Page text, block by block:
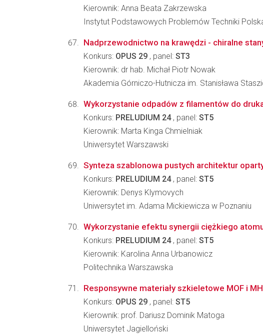
Kierownik: Anna Beata Zakrzewska
Instytut Podstawowych Problemów Techniki
Nadprzewodnictwo na krawędzi - chiralne
Konkurs: OPUS 29 , panel: ST3
Kierownik: dr hab. Michał Piotr Nowak
Akademia Górniczo-Hutnicza im. Stanisława
Wykorzystanie odpadów z filamentów do
Konkurs: PRELUDIUM 24, panel: ST5
Kierownik: Marta Kinga Chmielniak
Uniwersytet Warszawski
Synteza szablonowa pustych architektur
Konkurs: PRELUDIUM 24, panel: ST5
Kierownik: Denys Klymovych
Uniwersytet im. Adama Mickiewicza w Poznaniu
Wykorzystanie efektu synergii ciężkiego
Konkurs: PRELUDIUM 24, panel: ST5
Kierownik: Karolina Anna Urbanowicz
Politechnika Warszawska
Responsywne materiały szkieletowe MOF i
Konkurs: OPUS 29 , panel: ST5
Kierownik: prof. Dariusz Dominik Matoga
Uniwersytet Jagielloński